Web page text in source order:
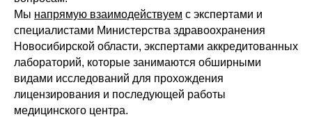
Мы напрямую взаимодействуем с экспертами и
специалистами Министерства здравоохранения
Новосибирской области, экспертами аккредитованных
лабораторий, которые занимаются обширными
видами исследований для прохождения
лицензирования и последующей работы
медицинского центра.